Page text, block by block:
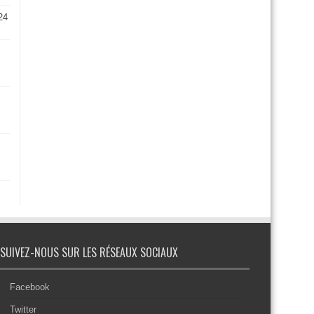
SUIVEZ-NOUS SUR LES RÉSEAUX SOCIAUX
Facebook
Twitter